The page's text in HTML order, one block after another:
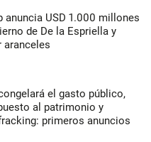
anuncia USD 1.000 millones
de De la Espriella y
aranceles
el gasto público,
al patrimonio y
primeros anuncios